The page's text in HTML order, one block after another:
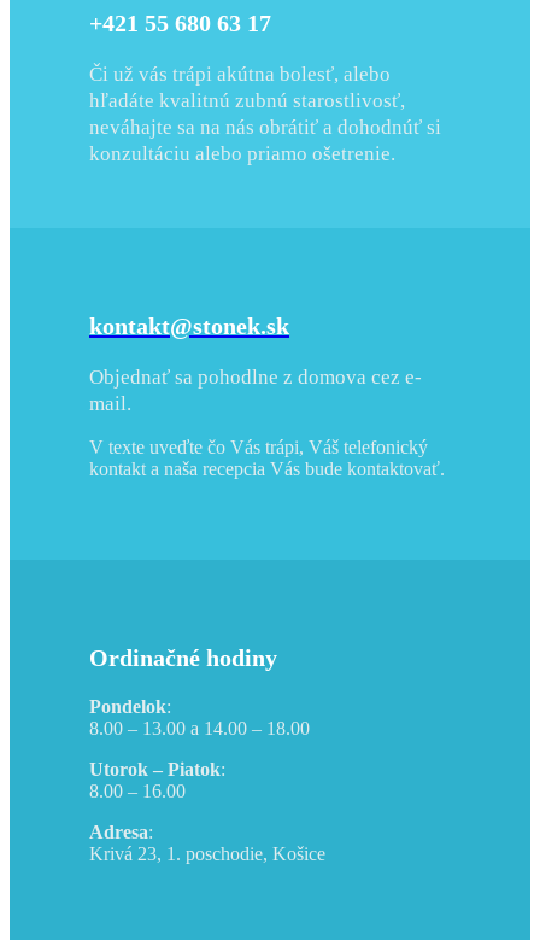
+421 55 680 63 17
Či už vás trápi akútna bolesť, alebo
hľadáte kvalitnú zubnú starostlivosť,
neváhajte sa na nás obrátiť a dohodnúť si
konzultáciu alebo priamo ošetrenie.
kontakt@stonek.sk
Objednať sa pohodlne z domova cez e-
mail.
V texte uveďte čo Vás trápi, Váš telefonický
kontakt a naša recepcia Vás bude kontaktovať.
Ordinačné hodiny
Pondelok:
8.00 – 13.00 a 14.00 – 18.00
Utorok – Piatok:
8.00 – 16.00
Adresa:
Krivá 23, 1. poschodie, Košice